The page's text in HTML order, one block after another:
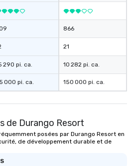
290 pi. ca.
000 pi. ca.
866
21
10 282 pi. ca.
150 000 pi. ca.
de Durango Resort
posées par Durango Resort en
de développement durable et de